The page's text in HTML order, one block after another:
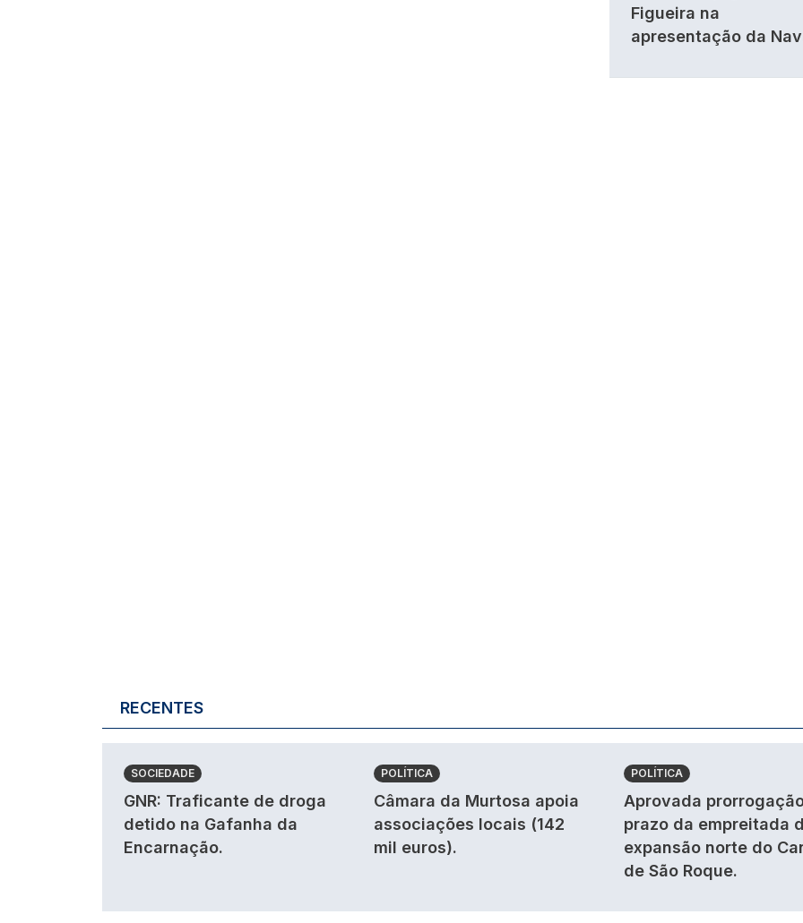
Figueira na
apresentação da
RECENTES
SOCIEDADE
GNR: Traficante de droga
detido na Gafanha da
Encarnação.
POLÍTICA
Câmara da Murtosa apoia
associações locais (142
mil euros).
POLÍTICA
Aprovada
prazo da empreitada
expansão norte do
de São Roque.